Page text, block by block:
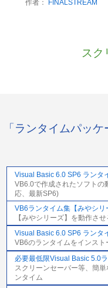
作者： FINALSTREAM
スク
「ランタイムパッ
Visual Basic 6.0 SP6 ランタ
VB6.0で作成されたソフトの
応、最新SP6)
VB6ランタイム集【みやシリ
【みやシリーズ】を動作さ
Visual Basic 6.0 SP6 ランタ
VB6のランタイムをインス
必要最低限Visual Basic 5.0
スクリーンセーバー等、簡
ンタイム